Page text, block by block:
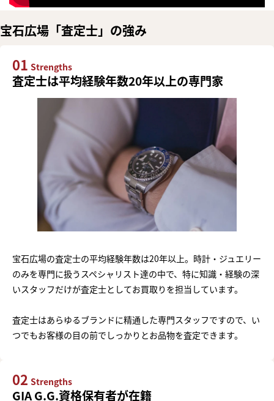
宝石広場「査定士」の強み
01 Strengths
査定士は平均経験年数20年以上の専門家
宝石広場の査定士の平均経験年数は20年以上。時計・ジュエリー
のみを専門に扱うスペシャリスト達の中で、特に知識・経験の深
いスタッフだけが査定士としてお買取りを担当しています。
査定士はあらゆるブランドに精通した専門スタッフですので、い
つでもお客様の目の前でしっかりとお品物を査定できます。
02 Strengths
GIA G.G.資格保有者が在籍